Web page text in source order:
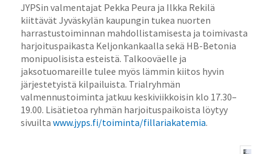
JYPSin valmentajat Pekka Peura ja Ilkka Rekilä
kiittävät Jyväskylän kaupungin tukea nuorten
harrastustoiminnan mahdollistamisesta ja toimivasta
harjoituspaikasta Keljonkankaalla sekä HB-Betonia
monipuolisista esteistä. Talkooväelle ja
jaksotuomareille tulee myös lämmin kiitos hyvin
järjestetyistä kilpailuista. Trialryhmän
valmennustoiminta jatkuu keskiviikkoisin klo 17.30–
19.00. Lisätietoa ryhmän harjoituspaikoista löytyy
sivuilta www.jyps.fi/toiminta/fillariakatemia.